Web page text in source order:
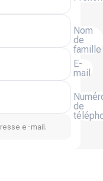
Nom
de
famille
E-
mail
de
e-mail.